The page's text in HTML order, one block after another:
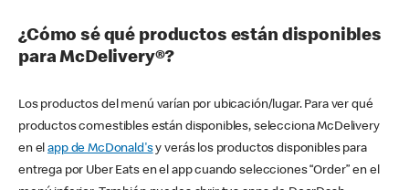
¿Cómo sé qué productos están disponibles
para McDelivery®?
Los productos del menú varían por ubicación/lugar. Para ver qué
productos comestibles están disponibles, selecciona McDelivery
en elapp de McDonald'sy verás los productos disponibles para
entrega por Uber Eats en el app cuando selecciones “Order” en el